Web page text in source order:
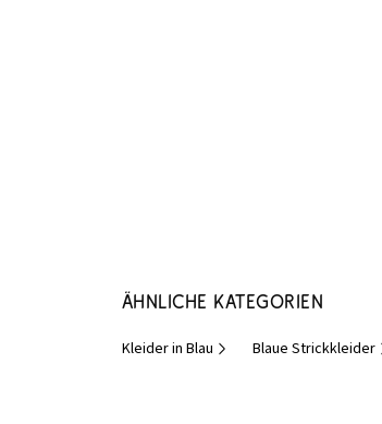
Ähnliche Kategorien
Kleider in Blau Blaue Strickkleider